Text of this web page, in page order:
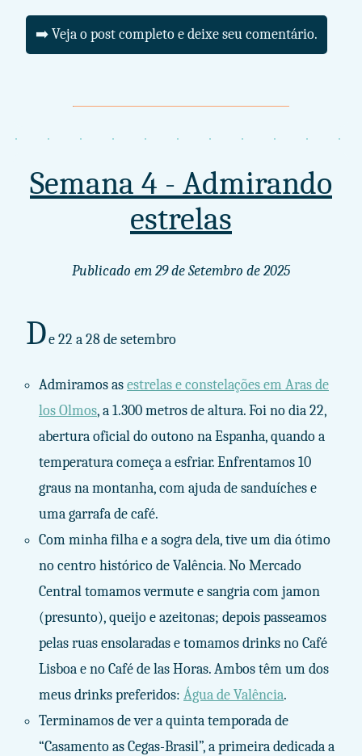
➡️ Veja o post completo e deixe seu comentário.
Semana 4 - Admirando
estrelas
Publicado em29 de Setembro de 2025
De 22 a 28 de setembro
Admiramos asestrelas e constelações em Aras de
los Olmos, a 1.300 metros de altura. Foi no dia 22,
abertura oficial do outono na Espanha, quando a
temperatura começa a esfriar. Enfrentamos 10
graus na montanha, com ajuda de sanduíches e
uma garrafa de café.
Com minha filha e a sogra dela, tive um dia ótimo
no centro histórico de Valência. No Mercado
Central tomamos vermute e sangria com jamon
(presunto), queijo e azeitonas; depois passeamos
pelas ruas ensolaradas e tomamos drinks no Café
Lisboa e no Café de las Horas. Ambos têm um dos
meus drinks preferidos: Água de Valência.
Terminamos de ver a quinta temporada de
“Casamento as Cegas-Brasil”, a primeira dedicada a